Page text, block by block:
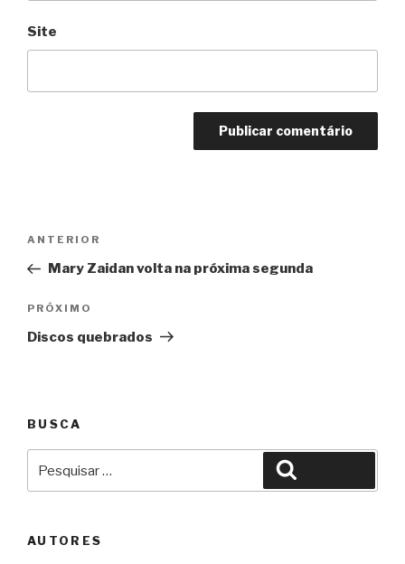
Site
Post
Anterior
ANTERIOR
Mary Zaidan volta na próxima segunda
Próximo
PRÓXIMO
Discos quebrados
BUSCA
por:
AUTORES